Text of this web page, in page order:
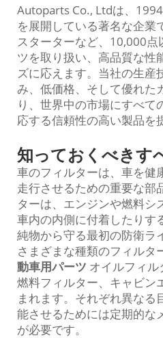
Autoparts Co., Ltdは、
を展開している著名な企業
スターターなど、10,000
ツを取り扱い、高品質な性
ズに応えます。当社の生産
み、低価格、そして優れた
り、世界中の市場にすべて
応する信頼性の高い製品を
知っておくべきす
車のフィルターは、車を健
走行させるための重要な部
ターは、エンジンや燃料シ
車内の内側に付着したりす
純物から守る最初の防衛ラ
さまざまな種類のフィルタ
動車用パーツ オイルフィル
燃料フィルター、キャビン
まれます。それぞれ異なる
能させるためには定期的な
が必要です。